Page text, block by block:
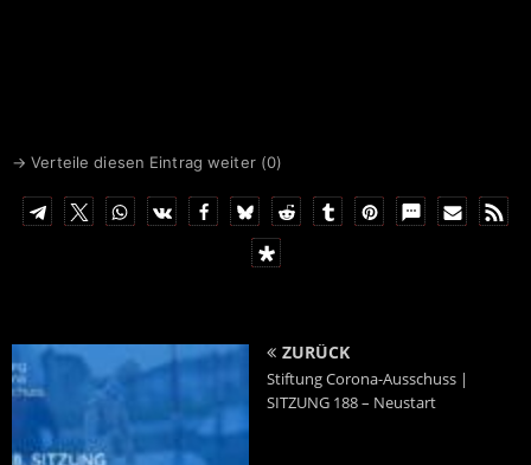
→ Verteile diesen Eintrag weiter (0)
ZURÜCK
Stiftung Corona-Ausschuss |
SITZUNG 188 – Neustart